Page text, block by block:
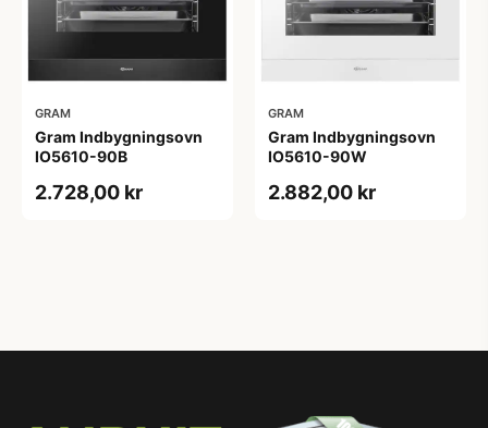
GRAM
Gram Indbygningsovn
IO5610-90B
2.728,00 kr
GRAM
Gram Indbygningsovn
IO5610-90W
2.882,00 kr